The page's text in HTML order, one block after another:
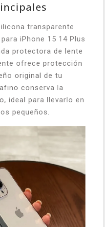
transparente
iPhone 15 14 Plus
protectora de lente
ofrece protección
original de tu
conserva la
ideal para llevarlo en
pequeños.